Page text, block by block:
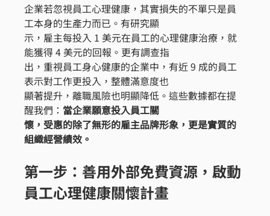
企業若忽視員工心理健康，其實損失的不單只是員
工本身的生產力而已。有研究顯
示，雇主每投入 1 美元在員工的心理健康治療，就
能獲得 4 美元的回報。更有調查指
出，重視員工身心健康的企業中，有近 9 成的員工
表示對工作更投入，整體滿意度也
顯著提升，離職風險也明顯降低。這些數據都在提
醒我們： 當企業願意投入員工關
懷，受惠的除了無形的雇主品牌形象，更是實質的
組織經營績效。
第一步：善用外部免費資源，啟動
員工心理健康關懷計畫